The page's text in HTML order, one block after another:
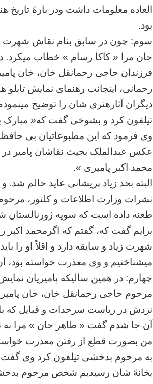
العاده معلومات داشت ودر بارهً تاریخ
بود.
سوم: چون در سابق بنام نقاش شهرت
جان مرا «کاکا رسام » خطاب میکرد.
فرزندان حاجی رحمانقل خان، خان پامیر
رحمانی،
اینجانب رهنمای نمایش تابلو
دیگران آثارهنری شان را توضیح
تیلفون کرد و بشوخی گفت که« مبارک
وی فرمود که این مطبوعاتیان بی
عکس عبدالملک بحیث نقاشان پامیر در
محمد اکبر پامیری ».
البته بحد زیاد پریشانی عاید حالم شد. و
نشرات وزارت اطلاعات و کلتور،
طعنه داده است که سویه ژورنالستان
برایم گفت که، گفتم که اگرمحمد اکبر را
شهرت زیاد و سابقه دارد و اقلاً او را باید
میشناختیم و وی معذرت خواسته بود،
چهارم:در همین سالیکه پامیریان
مرحوم حاجی رحمانقل خان، خان پامیر
نزدش در ریاست سرحدات و قبایل که
آن جا شدم گفت « طاهر جان » مرا به
من بصورت قطع از رفتن معذرت
به مرحوم بدخشی تیلفون کرد وی گفت
بخانهً شان رسیدیم شخص مرحوم